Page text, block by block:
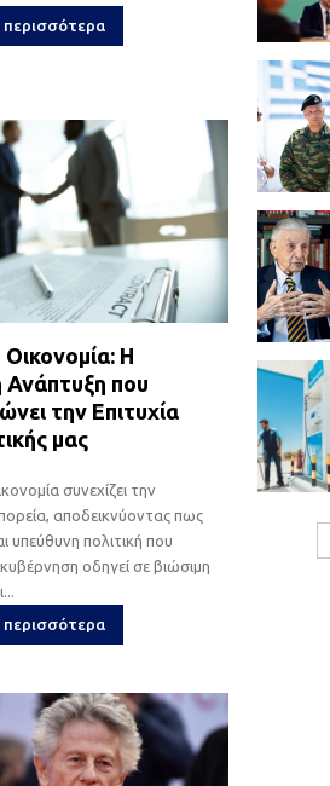
περισσότερα
Οικονομία: Η
Ανάπτυξη που
την Επιτυχία
μας
συνεχίζει την
αποδεικνύοντας πως
υπεύθυνη πολιτική που
οδηγεί σε βιώσιμη
περισσότερα